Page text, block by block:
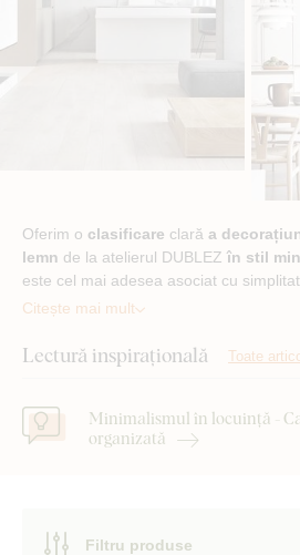
Oferim o clasificare clară a
lemn de la atelierul DUBLEZ în stil
este cel mai adesea asociat cu
Citește mai mult
Lectură inspirațională Toate
Minimalismul în locuință -
organizată
Filtru produse